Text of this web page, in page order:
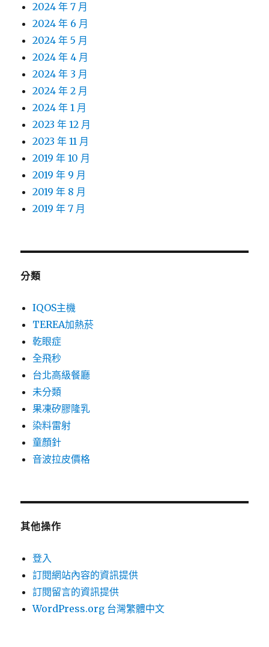
2024 年 7 月
2024 年 6 月
2024 年 5 月
2024 年 4 月
2024 年 3 月
2024 年 2 月
2024 年 1 月
2023 年 12 月
2023 年 11 月
2019 年 10 月
2019 年 9 月
2019 年 8 月
2019 年 7 月
分類
IQOS主機
TEREA加熱菸
乾眼症
全飛秒
台北高級餐廳
未分類
果凍矽膠隆乳
染料雷射
童顏針
音波拉皮價格
其他操作
登入
訂閱網站內容的資訊提供
訂閱留言的資訊提供
WordPress.org 台灣繁體中文